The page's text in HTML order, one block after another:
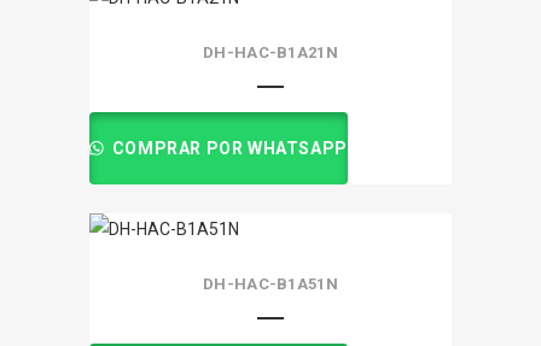
DH-HAC-B1A21N
COMPRAR POR WHATSAPP
DH-HAC-B1A51N